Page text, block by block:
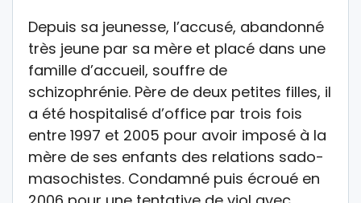
Depuis sa jeunesse, l’accusé, abandonné
très jeune par sa mère et placé dans une
famille d’accueil, souffre de
schizophrénie. Père de deux petites filles, il
a été hospitalisé d’office par trois fois
entre 1997 et 2005 pour avoir imposé à la
mère de ses enfants des relations sado-
masochistes. Condamné puis écroué en